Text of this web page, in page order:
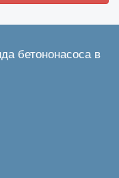
бетононасоса в